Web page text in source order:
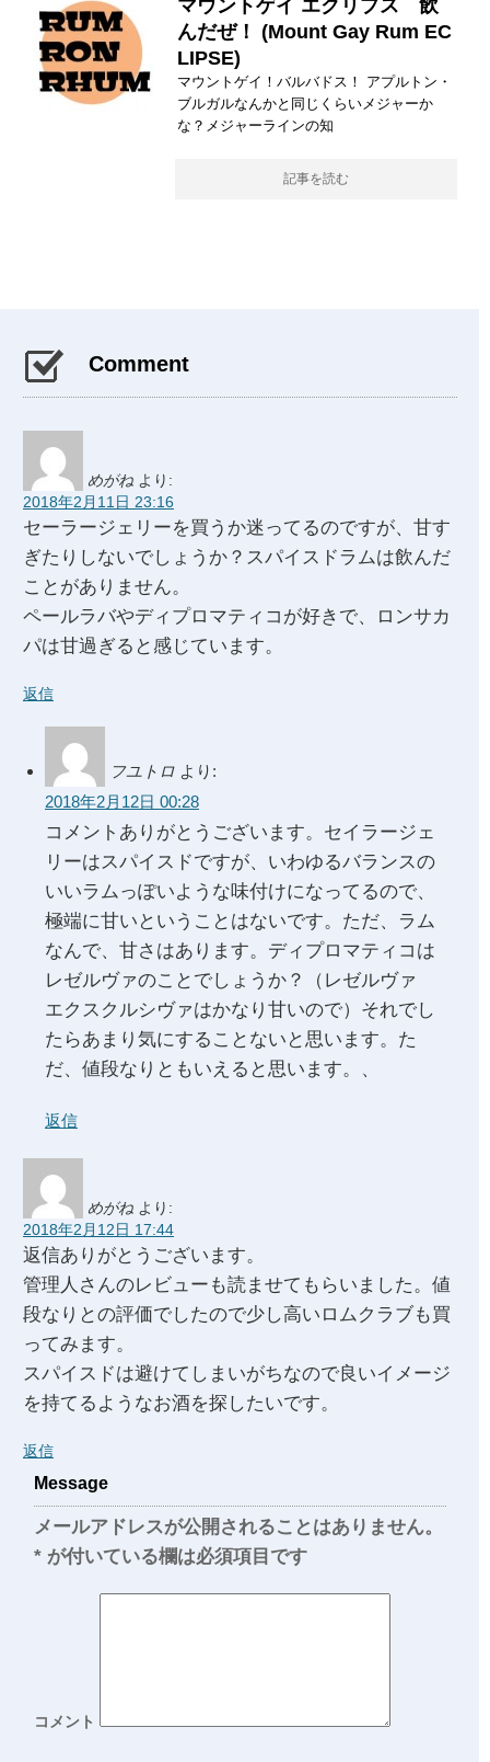
マウントゲイ エクリプス 飲
んだぜ！ (Mount Gay Rum EC
LIPSE)
マウントゲイ！バルバドス！ アプルトン・
ブルガルなんかと同じくらいメジャーか
な？メジャーラインの知
記事を読む
Comment
めがね より:
2018年2月11日 23:16
セーラージェリーを買うか迷ってるのですが、甘す
ぎたりしないでしょうか？スパイスドラムは飲んだ
ことがありません。
ペールラバやディプロマティコが好きで、ロンサカ
パは甘過ぎると感じています。
返信
フユトロ より:
2018年2月12日 00:28
コメントありがとうございます。セイラージェ
リーはスパイスドですが、いわゆるバランスの
いいラムっぽいような味付けになってるので、
極端に甘いということはないです。ただ、ラム
なんで、甘さはあります。ディプロマティコは
レゼルヴァのことでしょうか？（レゼルヴァ
エクスクルシヴァはかなり甘いので）それでし
たらあまり気にすることないと思います。た
だ、値段なりともいえると思います。、
返信
めがね より:
2018年2月12日 17:44
返信ありがとうございます。
管理人さんのレビューも読ませてもらいました。値
段なりとの評価でしたので少し高いロムクラブも買
ってみます。
スパイスドは避けてしまいがちなので良いイメージ
を持てるようなお酒を探したいです。
返信
Message
メールアドレスが公開されることはありません。
* が付いている欄は必須項目です
コメント